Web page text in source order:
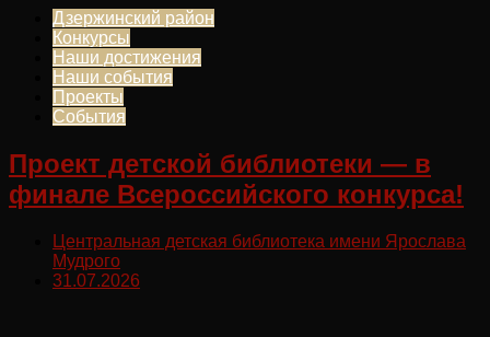
Дзержинский район
Конкурсы
Наши достижения
Наши события
Проекты
События
Проект детской библиотеки — в
финале Всероссийского конкурса!
Центральная детская библиотека имени Ярослава
Мудрого
31.07.2026